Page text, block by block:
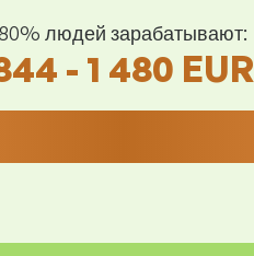
людей зарабатывают:
- 1 480 EUR